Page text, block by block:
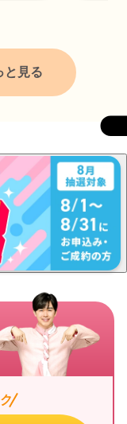
と見る